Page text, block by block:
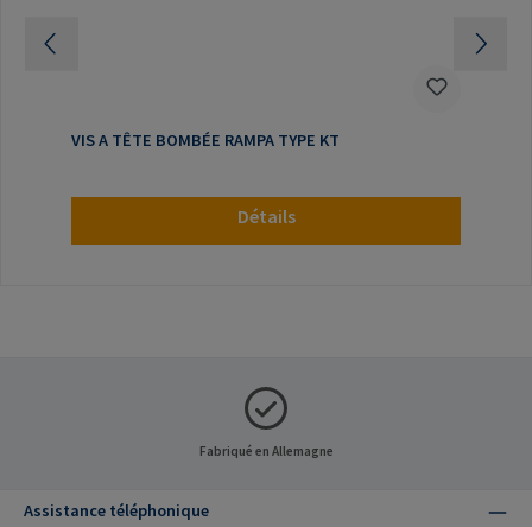
VIS A TÊTE BOMBÉE RAMPA TYPE KT
Détails
Fabriqué en Allemagne
Assistance téléphonique